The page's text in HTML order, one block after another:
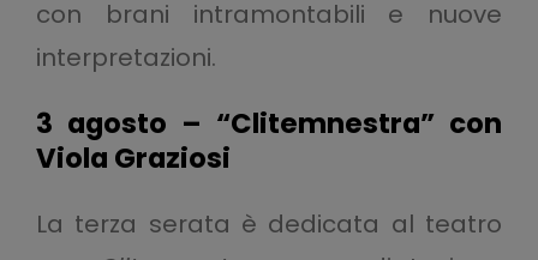
con brani intramontabili e nuove
interpretazioni.
3 agosto – “Clitemnestra” con
Viola Graziosi
La terza serata è dedicata al teatro